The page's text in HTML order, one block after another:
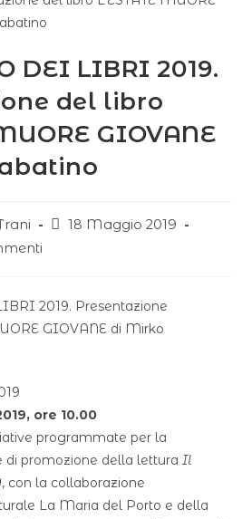
DEI LIBRI 2019.
del libro
GIOVANE
18 Maggio 2019
ore 10.00
programmate per la
di promozione della letturaIl
, con la collaborazione
La Maria del Porto e della